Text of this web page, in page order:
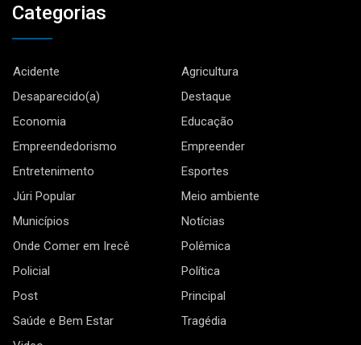
Categorias
Acidente
Agricultura
Desaparecido(a)
Destaque
Economia
Educação
Empreendedorismo
Empreender
Entretenimento
Esportes
Júri Popular
Meio ambiente
Municípios
Notícias
Onde Comer em Irecê
Polêmica
Policial
Política
Post
Principal
Saúde e Bem Estar
Tragédia